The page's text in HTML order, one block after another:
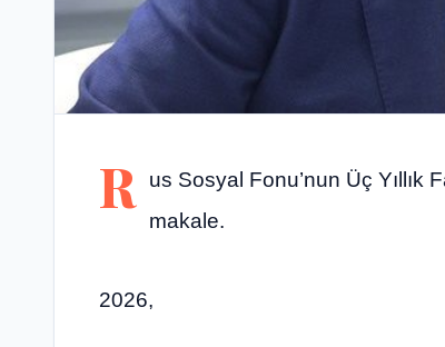
R
us Sosyal Fonu’nun Üç Yıllık
makale.
2026,